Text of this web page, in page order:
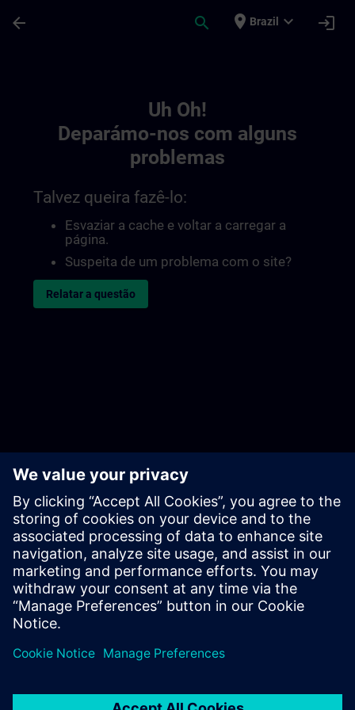
arrow_back search place Brazil expand_more login
Uh Oh!
Deparámo-nos com alguns
problemas
Talvez queira fazê-lo:
Esvaziar a cache e voltar a carregar a
página.
Suspeita de um problema com o site?
Relatar a questão